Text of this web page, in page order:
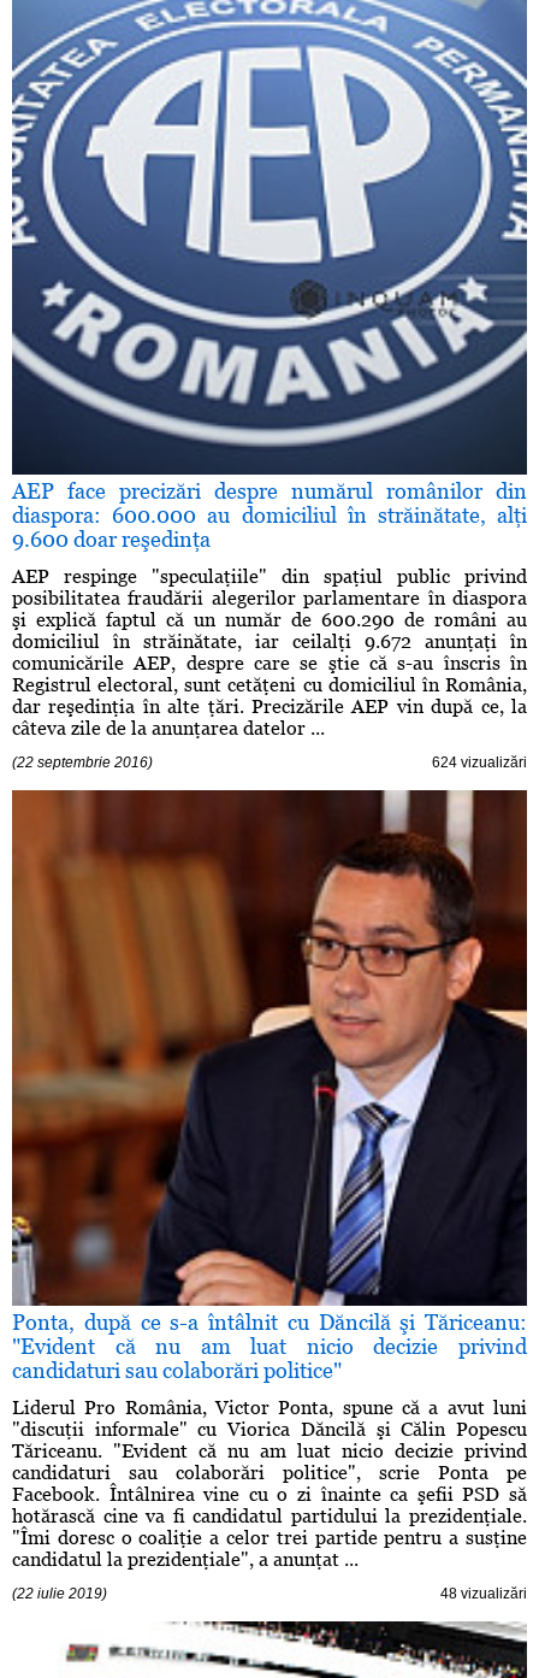
AEP face precizări despre numărul românilor din
diaspora: 600.000 au domiciliul în străinătate, alţi
9.600 doar reşedinţa
AEP respinge "speculaţiile" din spaţiul public privind
posibilitatea fraudării alegerilor parlamentare în diaspora
şi explică faptul că un număr de 600.290 de români au
domiciliul în străinătate, iar ceilalţi 9.672 anunţaţi în
comunicările AEP, despre care se ştie că s-au înscris în
Registrul electoral, sunt cetăţeni cu domiciliul în România,
dar reşedinţia în alte ţări. Precizările AEP vin după ce, la
câteva zile de la anunţarea datelor ...
(22 septembrie 2016) 624 vizualizări
Ponta, după ce s-a întâlnit cu Dăncilă şi Tăriceanu:
"Evident că nu am luat nicio decizie privind
candidaturi sau colaborări politice"
Liderul Pro România, Victor Ponta, spune că a avut luni
"discuţii informale" cu Viorica Dăncilă şi Călin Popescu
Tăriceanu. "Evident că nu am luat nicio decizie privind
candidaturi sau colaborări politice", scrie Ponta pe
Facebook. Întâlnirea vine cu o zi înainte ca şefii PSD să
hotărască cine va fi candidatul partidului la prezidenţiale.
"Îmi doresc o coaliţie a celor trei partide pentru a susţine
candidatul la prezidenţiale", a anunţat ...
(22 iulie 2019) 48 vizualizări